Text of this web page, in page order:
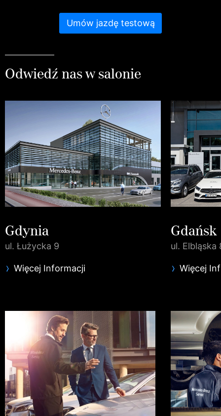
Umów jazdę testową
Odwiedź nas w salonie
Gdynia
ul. Łużycka 9
Więcej Informacji
Gdańsk
ul. Elbląska
Więcej